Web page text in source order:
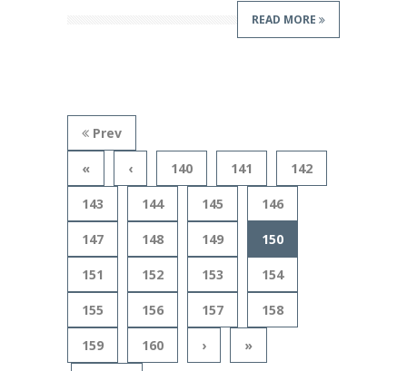
READ MORE
Prev
« ‹ 140 141 142
143 144 145 146
147 148 149 150
151 152 153 154
155 156 157 158
159 160 › »